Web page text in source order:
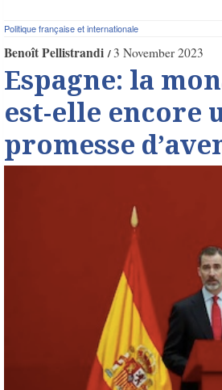
Politique française et internationale
Benoît Pellistrandi 3 November 2023
Espagne: la
est-elle encore
promesse